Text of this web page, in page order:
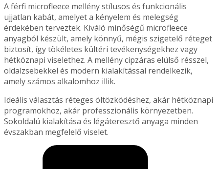
A férfi microfleece mellény stílusos és funkcionális
ujjatlan kabát, amelyet a kényelem és melegség
érdekében terveztek. Kiváló minőségű microfleece
anyagból készült, amely könnyű, mégis szigetelő réteget
biztosít, így tökéletes kültéri tevékenységekhez vagy
hétköznapi viselethez. A mellény cipzáras elülső résszel,
oldalzsebekkel és modern kialakítással rendelkezik,
amely számos alkalomhoz illik.
Ideális választás réteges öltözködéshez, akár hétköznapi
programokhoz, akár professzionális környezetben.
Sokoldalú kialakítása és légáteresztő anyaga minden
évszakban megfelelő viselet.